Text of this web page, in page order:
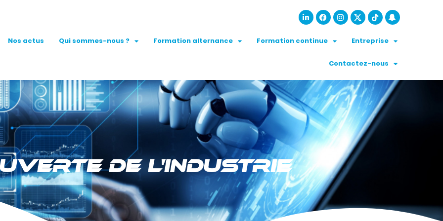
Nos actus Qui sommes-nous ? Formation alternance Formation continue Entreprise
Contactez-nous
DE L'INDUSTRIE